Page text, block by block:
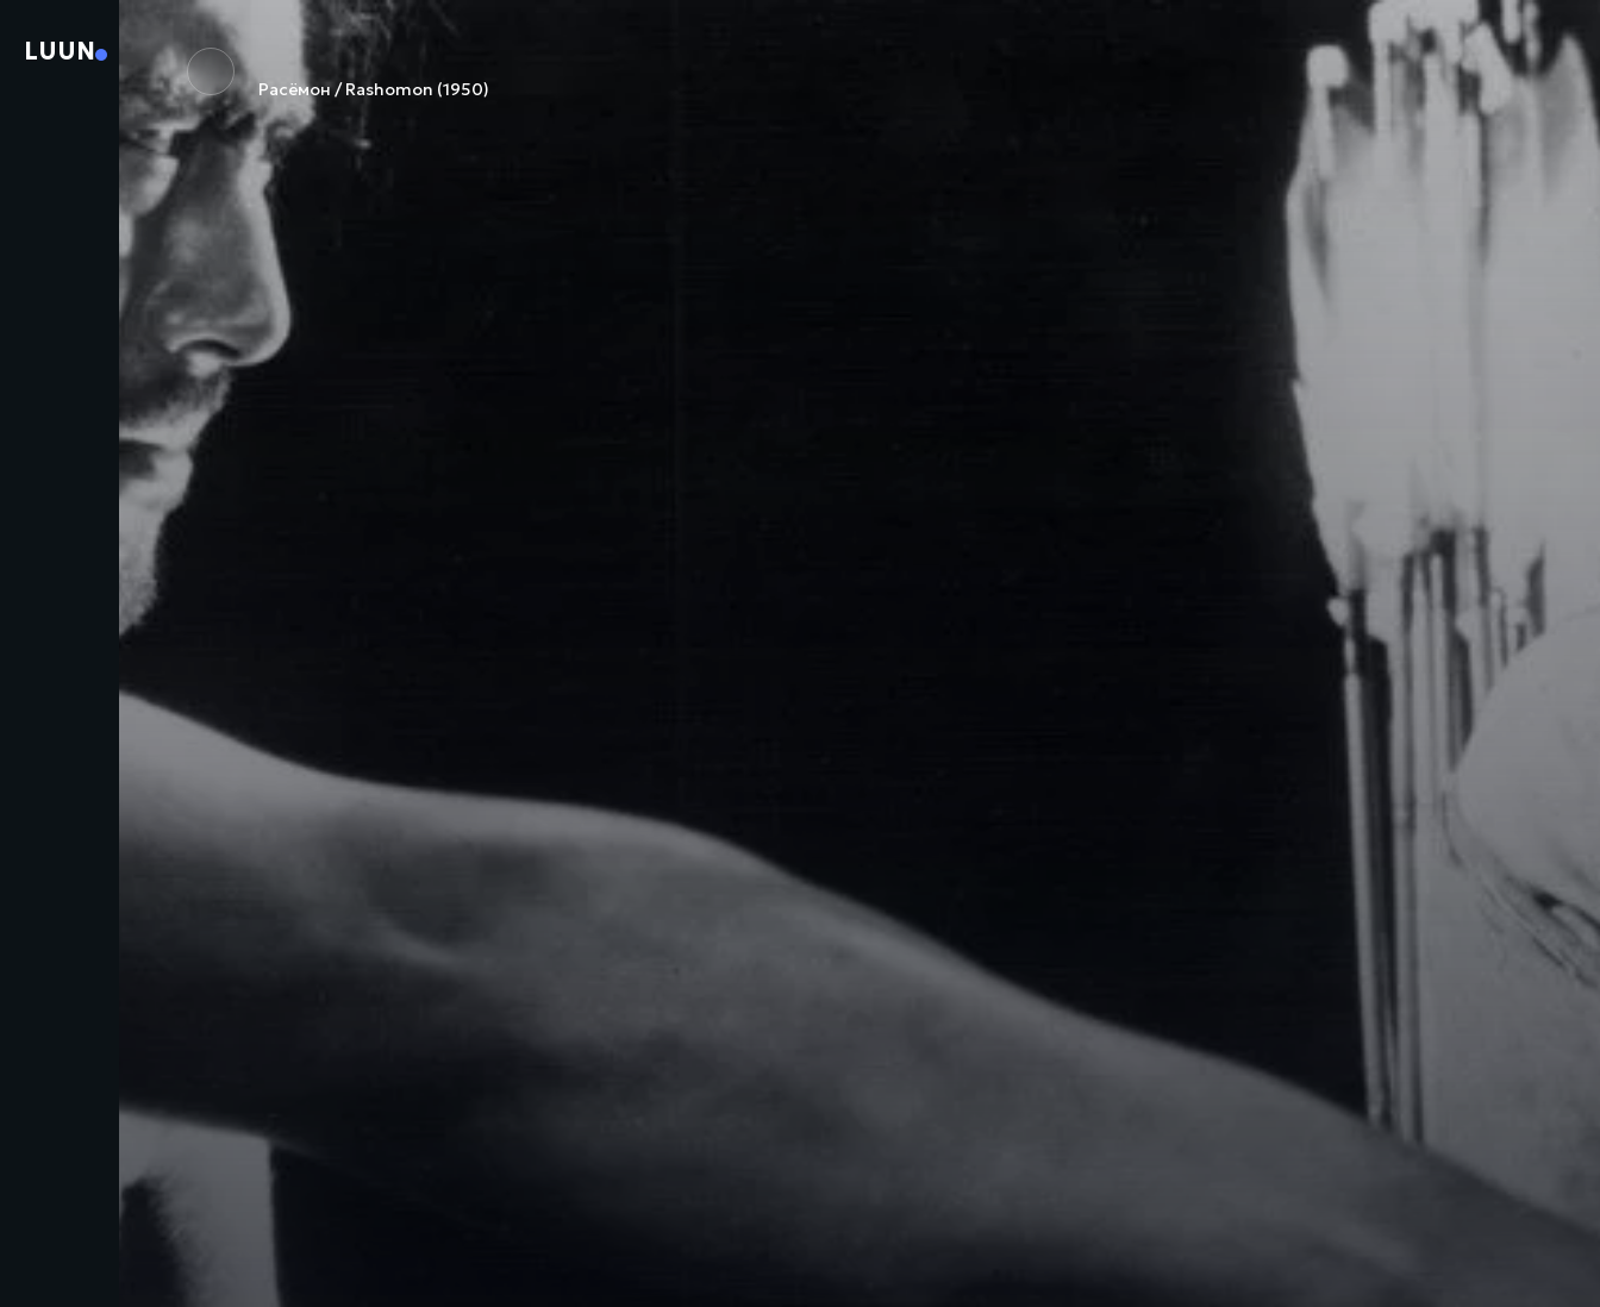
LUUN
Расёмон / Rashomon (1950)